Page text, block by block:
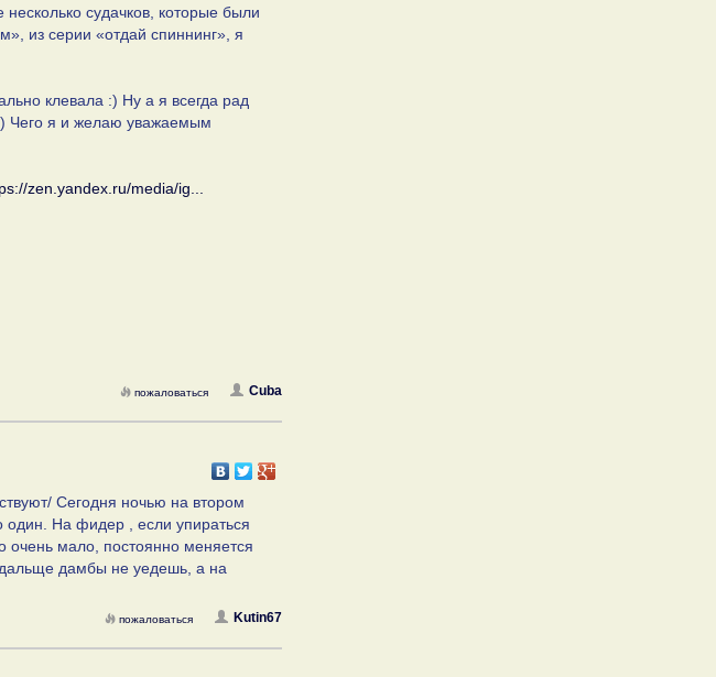
судачков, которые были
из серии «отдай спиннинг», я
клевала :) Ну а я всегда рад
Чего я и желаю уважаемым
zen.yandex.ru/media/ig...
Cuba
пожаловаться
Сегодня ночью на втором
один. На фидер , если упираться
очень мало, постоянно меняется
дальще дамбы не уедешь, а на
Kutin67
пожаловаться